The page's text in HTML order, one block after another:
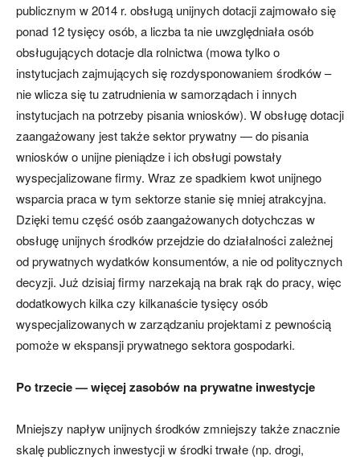
publicznym w 2014 r. obsługą unijnych dotacji zajmowało się
ponad 12 tysięcy osób, a liczba ta nie uwzględniała osób
obsługujących dotacje dla rolnictwa (mowa tylko o
instytucjach zajmujących się rozdysponowaniem środków –
nie wlicza się tu zatrudnienia w samorządach i innych
instytucjach na potrzeby pisania wniosków). W obsługę dotacji
zaangażowany jest także sektor prywatny — do pisania
wniosków o unijne pieniądze i ich obsługi powstały
wyspecjalizowane firmy. Wraz ze spadkiem kwot unijnego
wsparcia praca w tym sektorze stanie się mniej atrakcyjna.
Dzięki temu część osób zaangażowanych dotychczas w
obsługę unijnych środków przejdzie do działalności zależnej
od prywatnych wydatków konsumentów, a nie od politycznych
decyzji. Już dzisiaj firmy narzekają na brak rąk do pracy, więc
dodatkowych kilka czy kilkanaście tysięcy osób
wyspecjalizowanych w zarządzaniu projektami z pewnością
pomoże w ekspansji prywatnego sektora gospodarki.
Po trzecie — więcej zasobów na prywatne inwestycje
Mniejszy napływ unijnych środków zmniejszy także znacznie
skalę publicznych inwestycji w środki trwałe (np. drogi,